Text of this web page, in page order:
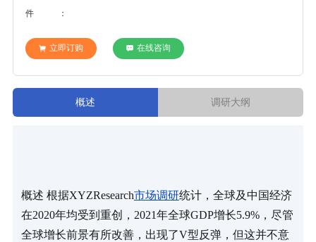
件：
立即订购 在线咨询
概述 调研大纲
概述 根据XYZResearch市场调研统计，全球及中国经济
在2020年均受到重创，2021年全球GDP增长5.9%，尽管
全球增长前景有所改善，出现了V型反弹，但这并不意